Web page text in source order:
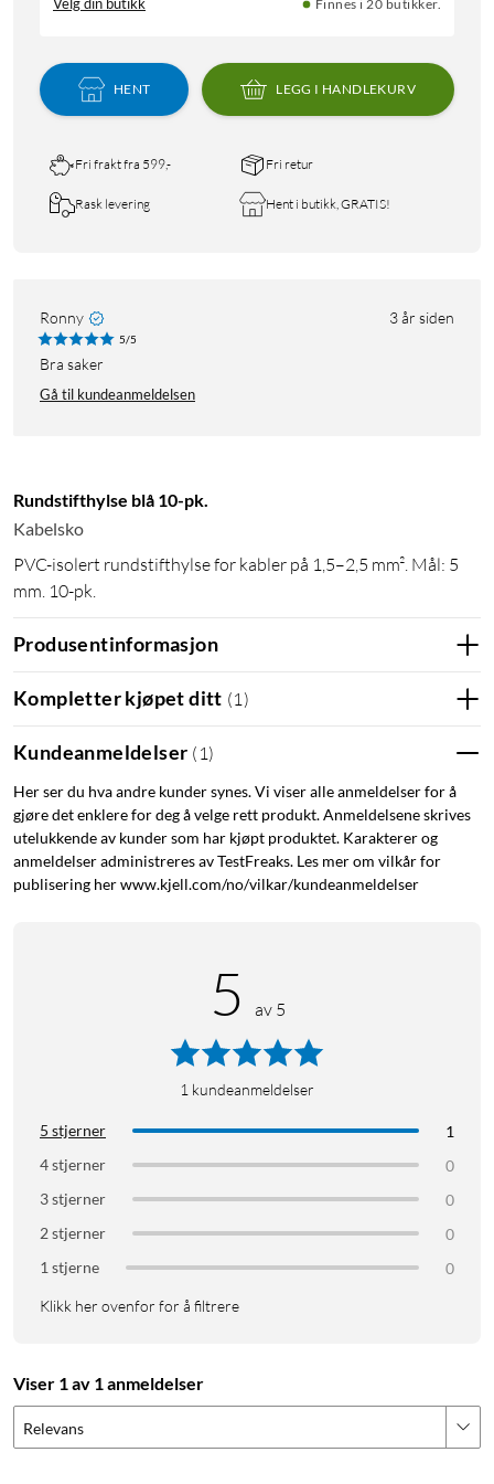
Finnes i 20 butikker.
HENT LEGG I HANDLEKURV
Fri frakt fra 599,- Fri retur
Rask levering Hent i butikk, GRATIS!
Ronny 3 år siden
5/5
bra saker
Gå til kundeanmeldelsen
Rundstifthylse blå 10-pk.
Kabelsko
PVC-isolert rundstifthylse for kabler på 1,5–2,5 mm². Mål: 5
mm. 10-pk.
Produsentinformasjon
Kompletter kjøpet ditt (1)
Kundeanmeldelser ( 1)
Her ser du hva andre kunder synes. Vi viser alle anmeldelser for å
gjøre det enklere for deg å velge rett produkt. Anmeldelsene skrives
utelukkende av kunder som har kjøpt produktet. Karakterer og
anmeldelser administreres av TestFreaks. Les mer om vilkår for
publisering her www.kjell.com/no/vilkar/kundeanmeldelser
5 av 5
1 kundeanmeldelser
5 stjerner
1
4 stjerner
0
3 stjerner
0
2 stjerner
0
1 stjerne
0
Klikk her ovenfor for å filtrere
Viser 1 av 1 anmeldelser
Relevans